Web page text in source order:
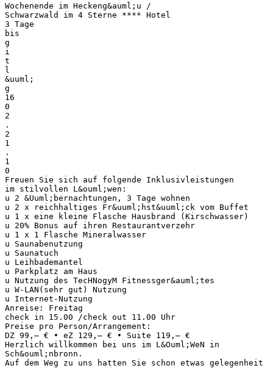
Wochenende im Heckeng&auml;u /
Schwarzwald im 4 Sterne **** Hotel
3 Tage
bis
g
i
t
l
&uuml;
g
16
0
2
.
2
1
.
1
0
Freuen Sie sich auf folgende Inklusivleistungen
im stilvollen L&ouml;wen:
u 2 &Uuml;bernachtungen, 3 Tage wohnen
u 2 x reichhaltiges Fr&uuml;hst&uuml;ck vom Buffet
u 1 x eine kleine Flasche Hausbrand (Kirschwasser)
u 20% Bonus auf ihren Restaurantverzehr
u 1 x 1 Flasche Mineralwasser
u Saunabenutzung
u Saunatuch
u Leihbademantel
u Parkplatz am Haus
u Nutzung des TecHNogyM Fitnessger&auml;tes
u W-LAN(sehr gut) Nutzung
u Internet-Nutzung
Anreise: Freitag
check in 15.00 /check out 11.00 Uhr
Preise pro Person/Arrangement:
DZ 99,– € • eZ 129,– € • Suite 119,– €
Herzlich willkommen bei uns im L&Ouml;WeN in
Sch&ouml;nbronn.
Auf dem Weg zu uns hatten Sie schon etwas gelegenheit